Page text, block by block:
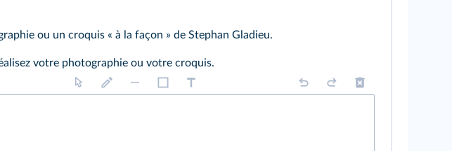
ou un croquis « à la façon » de Stephan Gladieu.
votre photographie ou votre croquis.